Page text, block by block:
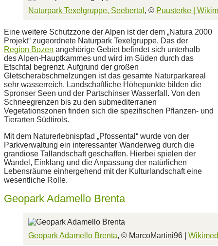
Naturpark Texelgruppe, Seebertal , © Puusterke |
Eine weitere Schutzzone der Alpen ist der dem „Natura 2000
Projekt“ zugeordnete Naturpark Texelgruppe. Das der
Region Bozen angehörige Gebiet befindet sich unterhalb
des Alpen-Hauptkammes und wird im Süden durch das
Etschtal begrenzt. Aufgrund der großen
Gletscherabschmelzungen ist das gesamte Naturparkareal
sehr wasserreich. Landschaftliche Höhepunkte bilden die
Spronser Seen und der Partschinser Wasserfall. Von den
Schneegrenzen bis zu den submediterranen
Vegetationszonen finden sich die spezifischen Pflanzen- und
Tierarten Südtirols.
Mit dem Naturerlebnispfad „Pfossental“ wurde von der
Parkverwaltung ein interessanter Wanderweg durch die
grandiose Tallandschaft geschaffen. Hierbei spielen der
Wandel, Einklang und die Anpassung der natürlichen
Lebensräume einhergehend mit der Kulturlandschaft eine
wesentliche Rolle.
Geopark Adamello Brenta
Geopark Adamello Brenta, © MarcoMartini96 |